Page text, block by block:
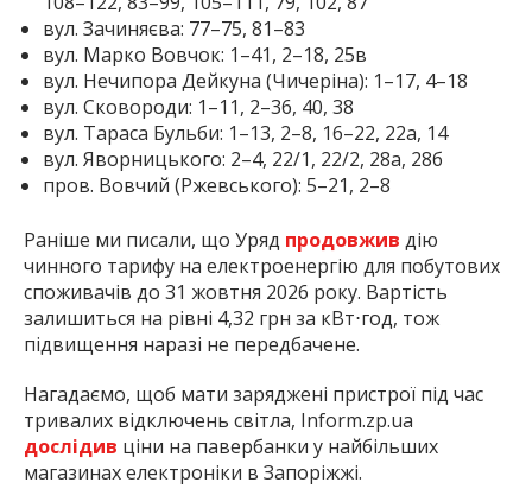
вул. Зачиняєва: 77–75, 81–83
вул. Марко Вовчок: 1–41, 2–18, 25в
вул. Нечипора Дейкуна (Чичеріна): 1–17, 4–18
вул. Сковороди: 1–11, 2–36, 40, 38
вул. Тараса Бульби: 1–13, 2–8, 16–22, 22а, 14
вул. Яворницького: 2–4, 22/1, 22/2, 28а, 28б
пров. Вовчий (Ржевського): 5–21, 2–8
Раніше ми писали, що Уряд продовжив дію
чинного тарифу на електроенергію для побутових
споживачів до 31 жовтня 2026 року. Вартість
залишиться на рівні 4,32 грн за кВт⋅год, тож
підвищення наразі не передбачене.
Нагадаємо, щоб мати заряджені пристрої під час
тривалих відключень світла, Inform.zp.ua
дослідив ціни на павербанки у найбільших
магазинах електроніки в Запоріжжі.